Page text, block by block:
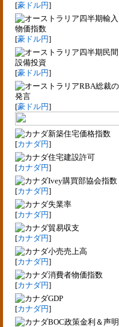
[豪ドル円]
四半期輸入
物価指数
[豪ドル円]
四半期民間
設備投資
[豪ドル円]
RBA総裁の
発言
[豪ドル円]
新築住宅価格指数
[カナダ円]
住宅建設許可
[カナダ円]
Ivey購買部協会指数
[カナダ円]
失業率
[カナダ円]
貿易収支
[カナダ円]
小売売上高
[カナダ円]
消費者物価指数
[カナダ円]
GDP
[カナダ円]
BOC政策金利＆声明